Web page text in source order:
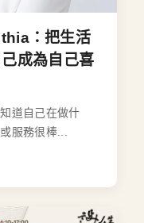
：把生活
成為自己喜
道自己在做什
服務很棒...